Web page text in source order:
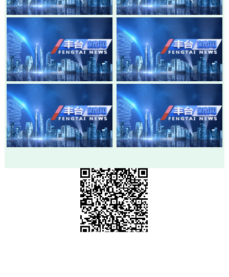
20260807-丰台新闻
20260805-丰台新闻
20260803-丰台新闻
20260730-丰台新闻